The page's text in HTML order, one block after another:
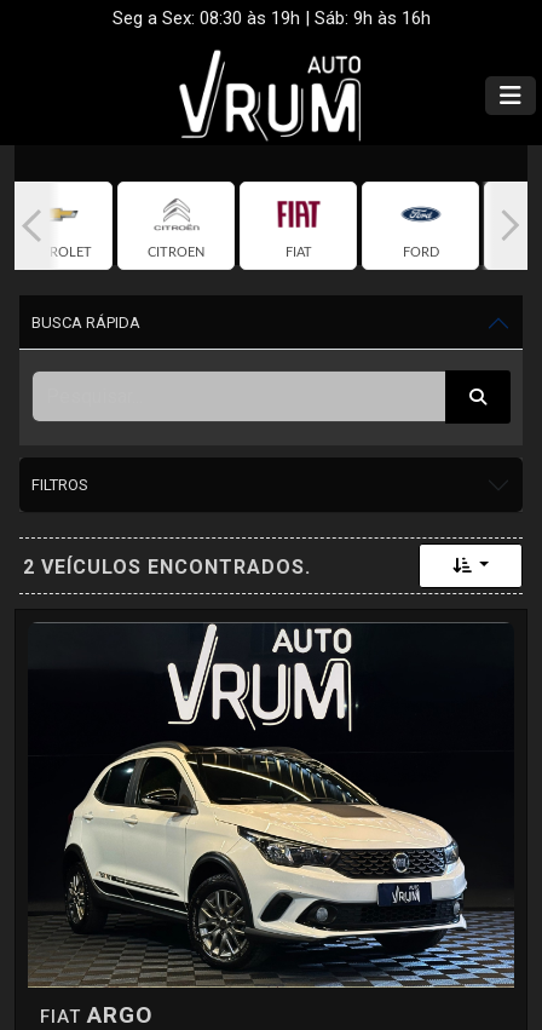
Seg a Sex: 08:30 às 19h | Sáb: 9h às 16h
CHEVROLET CITROEN FIAT FORD
BUSCA RÁPIDA
FILTROS
2 VEÍCULOS ENCONTRADOS. Toggle
FIATARGO